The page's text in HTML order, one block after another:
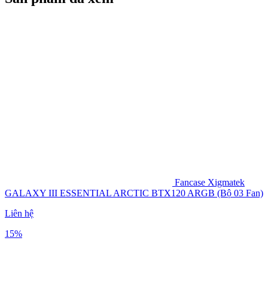
Fancase Xigmatek
GALAXY III ESSENTIAL ARCTIC BTX120 ARGB (Bộ 03 Fan)
Liên hệ
15%